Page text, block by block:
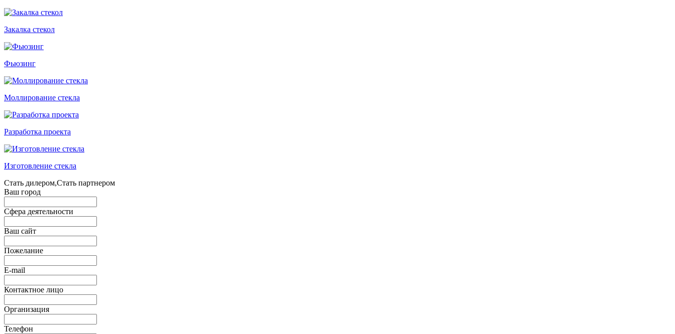
Закалка стекол
Фьюзинг
Моллирование стекла
Разработка проекта
Изготовление стекла
Стать дилером,Стать партнером
Ваш город
Сфера деятельности
Ваш сайт
Пожелание
E-mail
Контактное лицо
Организация
Телефон